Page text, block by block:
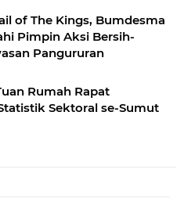
of The Kings, Bumdesma
Pimpin Aksi Bersih-
Pangururan
Rumah Rapat
Sektoral se-Sumut